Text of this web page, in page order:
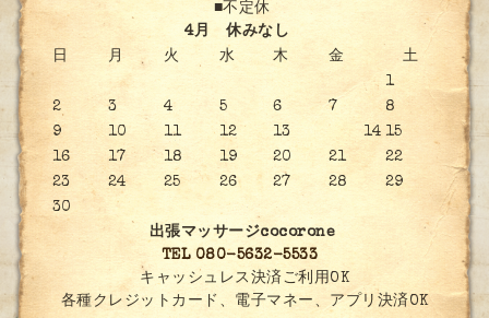
■不定休
4月 休みなし
日
月 火 水 木 金
土
1
2
3 4 5 6 7
8
9
10 11 12 13 14 15
16
17 18 19 20 21
22
23
24 25 26 27 28
29
30
出張マッサージcocorone
TEL 080-5632-5533
キャッシュレス決済ご利用OK
各種クレジットカード、電子マネー、アプリ決済OK